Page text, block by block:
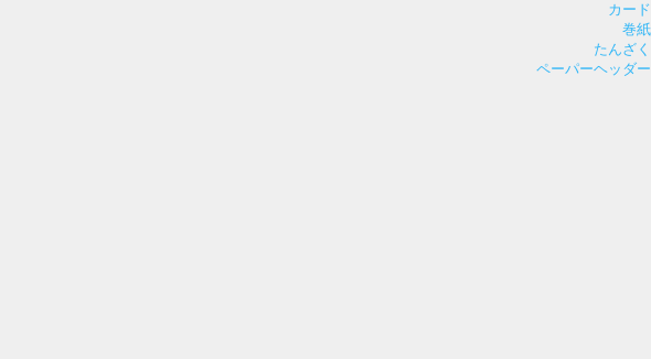
カード
巻紙
たんざく
ペーパーヘッダー